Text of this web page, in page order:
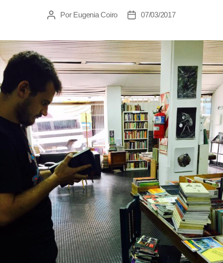
Autor
entrada
Por Eugenia Coiro
Fecha
entrada
07/03/2017